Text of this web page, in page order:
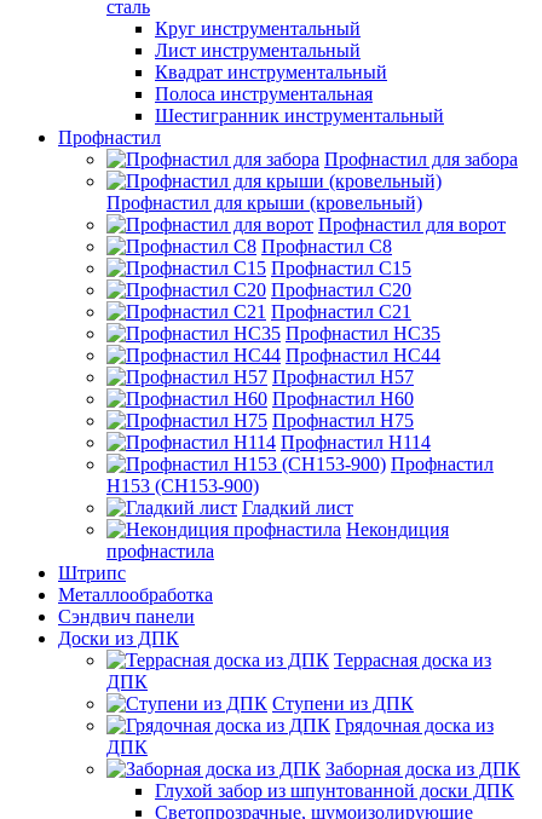
сталь
Круг инструментальный
Лист инструментальный
Квадрат инструментальный
Полоса инструментальная
Шестигранник инструментальный
Профнастил
Профнастил для забора
Профнастил для крыши (кровельный)
Профнастил для ворот
Профнастил С8
Профнастил С15
Профнастил С20
Профнастил С21
Профнастил НС35
Профнастил НС44
Профнастил Н57
Профнастил Н60
Профнастил Н75
Профнастил Н114
Профнастил
Н153 (СН153-900)
Гладкий лист
Некондиция
профнастила
Штрипс
Металлообработка
Сэндвич панели
Доски из ДПК
Террасная доска из
ДПК
Ступени из ДПК
Грядочная доска из
ДПК
Заборная доска из ДПК
Глухой забор из шпунтованной доски ДПК
Светопрозрачные, шумоизолирующие